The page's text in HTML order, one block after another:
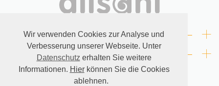
Wir verwenden Cookies zur Analyse und
Verbesserung unserer Webseite. Unter
Datenschutz erhalten Sie weitere
Informationen. Hierkönnen Sie die Cookies
ablehnen.
RECHTLICHES +
KONTAKT +